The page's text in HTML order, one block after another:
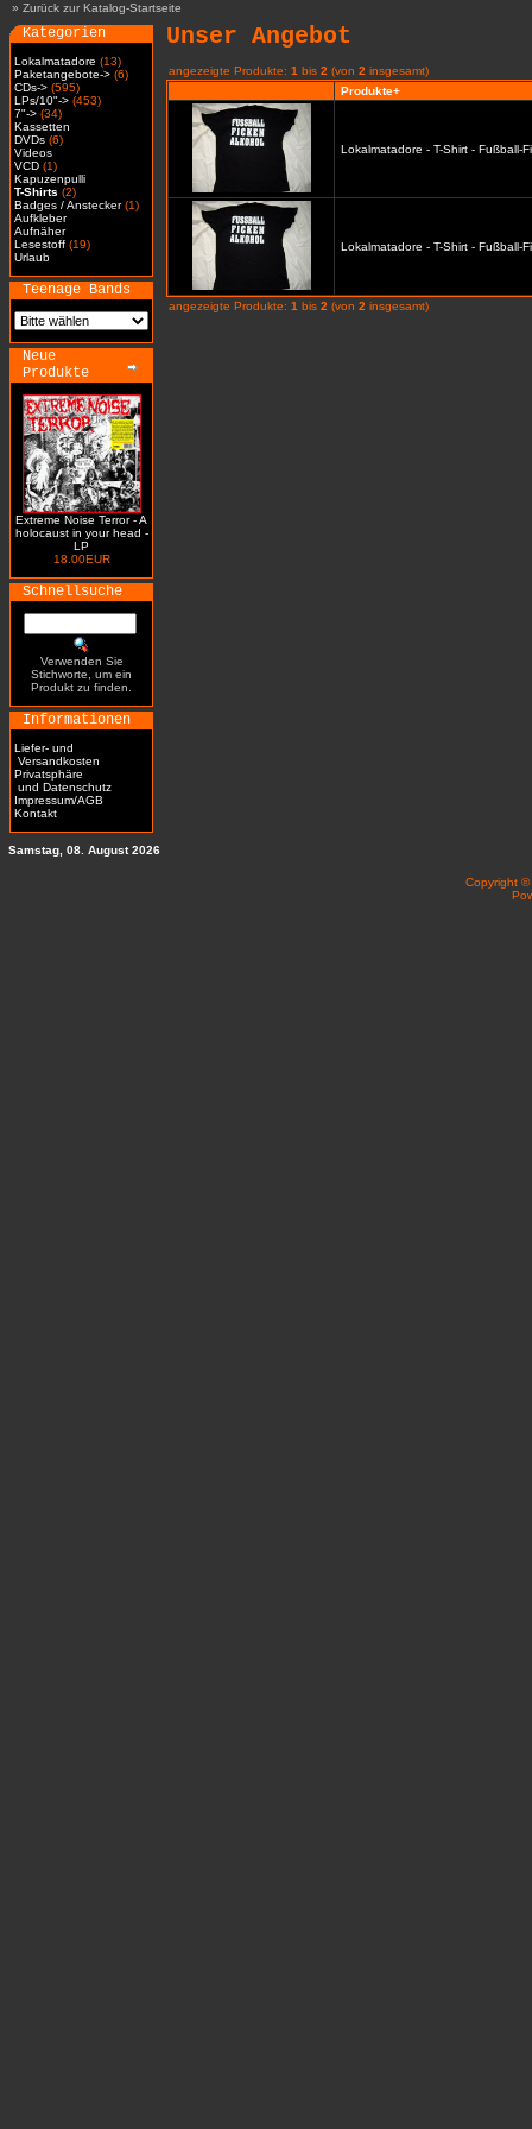
» Zurück zur Katalog-Startseite
Kategorien
Lokalmatadore (13)
Paketangebote-> (6)
CDs-> (595)
LPs/10"-> (453)
7"-> (34)
Kassetten
DVDs (6)
Videos
VCD (1)
Kapuzenpulli
T-Shirts (2)
Badges / Anstecker(1)
Aufkleber
Aufnäher
Lesestoff (19)
Urlaub
Teenage Bands
Neue
Produkte
Extreme Noise Terror - A
holocaust in your head -
LP
18.00EUR
Schnellsuche
Verwenden Sie
Stichworte, um ein
Produkt zu finden.
Informationen
Liefer- und
Versandkosten
Privatsphäre
und Datenschutz
Impressum/AGB
Kontakt
Unser Angebot
angezeigte Produkte: 1 bis 2 (von 2 insgesamt)
Produkte+
Lokalmatadore - T-Shirt - Fußball-
Lokalmatadore - T-Shirt - Fußball-
angezeigte Produkte: 1 bis 2 (von 2 insgesamt)
Samstag, 08. August 2026
Copyright